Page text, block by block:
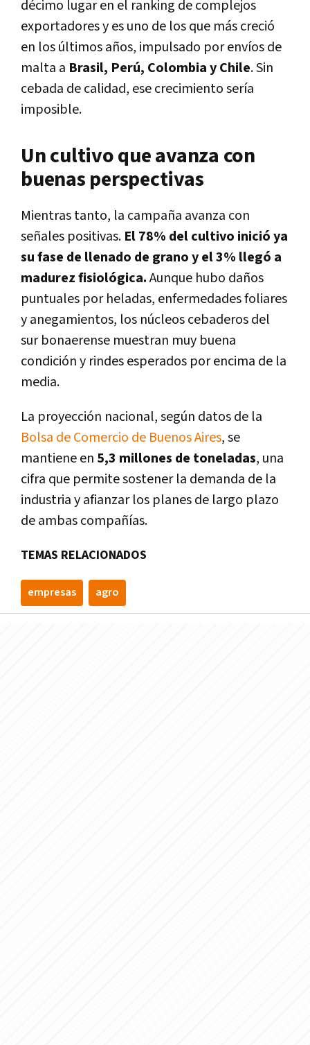
décimo lugar en el ranking de complejos
exportadores y es uno de los que más creció
en los últimos años, impulsado por envíos de
malta a Brasil, Perú, Colombia y Chile. Sin
cebada de calidad, ese crecimiento sería
imposible.
Un cultivo que avanza con
buenas perspectivas
Mientras tanto, la campaña avanza con
señales positivas. El 78% del cultivo inició ya
su fase de llenado de grano y el 3% llegó a
madurez fisiológica.Aunque hubo daños
puntuales por heladas, enfermedades foliares
y anegamientos, los núcleos cebaderos del
sur bonaerense muestran muy buena
condición y rindes esperados por encima de la
media.
La proyección nacional, según datos de la
Bolsa de Comercio de Buenos Aires, se
mantiene en 5,3 millones de toneladas, una
cifra que permite sostener la demanda de la
industria y afianzar los planes de largo plazo
de ambas compañías.
TEMAS RELACIONADOS
empresas agro